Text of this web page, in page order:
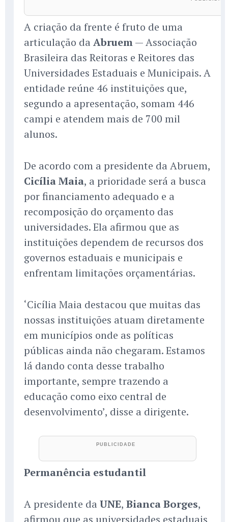
A criação da frente é fruto de uma
articulação da Abruem— Associação
Brasileira das Reitoras e Reitores das
Universidades Estaduais e Municipais. A
entidade reúne 46 instituições que,
segundo a apresentação, somam 446
campi e atendem mais de 700 mil
alunos.
De acordo com a presidente da Abruem,
Cicília Maia, a prioridade será a busca
por financiamento adequado e a
recomposição do orçamento das
universidades. Ela afirmou que as
instituições dependem de recursos dos
governos estaduais e municipais e
enfrentam limitações orçamentárias.
‘Cicília Maia destacou que muitas das
nossas instituições atuam diretamente
em municípios onde as políticas
públicas ainda não chegaram. Estamos
lá dando conta desse trabalho
importante, sempre trazendo a
educação como eixo central de
desenvolvimento’, disse a dirigente.
Permanência estudantil
A presidente da UNE, Bianca Borges,
afirmou que as universidades estaduais